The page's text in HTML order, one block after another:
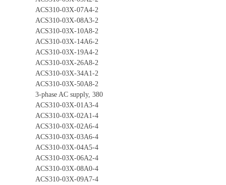
ACS310-03X-07A4-2
ACS310-03X-08A3-2
ACS310-03X-10A8-2
ACS310-03X-14A6-2
ACS310-03X-19A4-2
ACS310-03X-26A8-2
ACS310-03X-34A1-2
ACS310-03X-50A8-2
3-phase AC supply, 380
ACS310-03X-01A3-4
ACS310-03X-02A1-4
ACS310-03X-02A6-4
ACS310-03X-03A6-4
ACS310-03X-04A5-4
ACS310-03X-06A2-4
ACS310-03X-08A0-4
ACS310-03X-09A7-4